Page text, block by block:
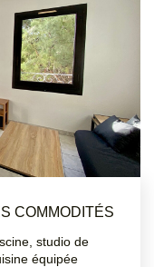
COMMODITÉS
studio de
équipée